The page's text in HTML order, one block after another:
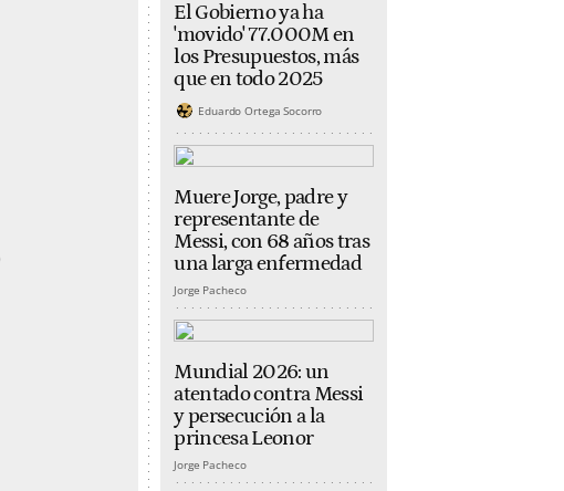
El Gobierno ya ha
'movido' 77.000M en
los Presupuestos, más
que en todo 2025
Eduardo Ortega Socorro
Muere Jorge, padre y
representante de
Messi, con 68 años tras
una larga enfermedad
Jorge Pacheco
Mundial 2026: un
atentado contra Messi
y persecución a la
princesa Leonor
Jorge Pacheco